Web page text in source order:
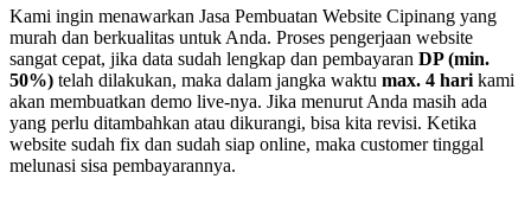
Kami ingin menawarkan Jasa Pembuatan Website Cipinang yang
murah dan berkualitas untuk Anda. Proses pengerjaan website
sangat cepat, jika data sudah lengkap dan pembayaran DP (min.
50%) telah dilakukan, maka dalam jangka waktu max. 4 hari kami
akan membuatkan demo live-nya. Jika menurut Anda masih ada
yang perlu ditambahkan atau dikurangi, bisa kita revisi. Ketika
website sudah fix dan sudah siap online, maka customer tinggal
melunasi sisa pembayarannya.